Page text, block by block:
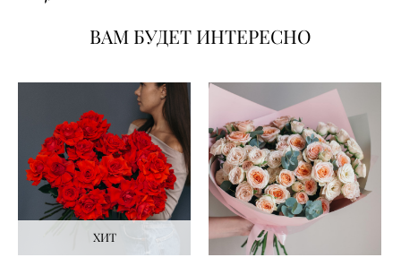
ВАМ БУДЕТ ИНТЕРЕСНО
ХИТ